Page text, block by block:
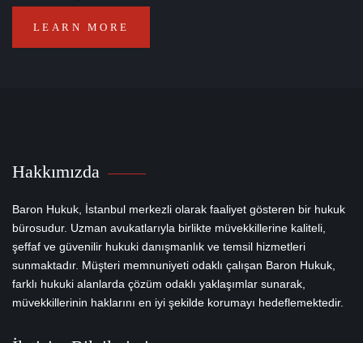
LEARN MORE
Hakkımızda
Baron Hukuk, İstanbul merkezli olarak faaliyet gösteren bir hukuk
bürosudur. Uzman avukatlarıyla birlikte müvekkillerine kaliteli,
şeffaf ve güvenilir hukuki danışmanlık ve temsil hizmetleri
sunmaktadır. Müşteri memnuniyeti odaklı çalışan Baron Hukuk,
farklı hukuki alanlarda çözüm odaklı yaklaşımlar sunarak,
müvekkillerinin haklarını en iyi şekilde korumayı hedeflemektedir.